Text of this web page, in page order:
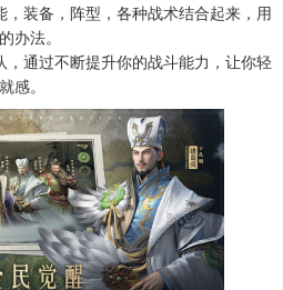
装备，阵型，各种战术结合起来，用
办法。
通过不断提升你的战斗能力，让你轻
感。